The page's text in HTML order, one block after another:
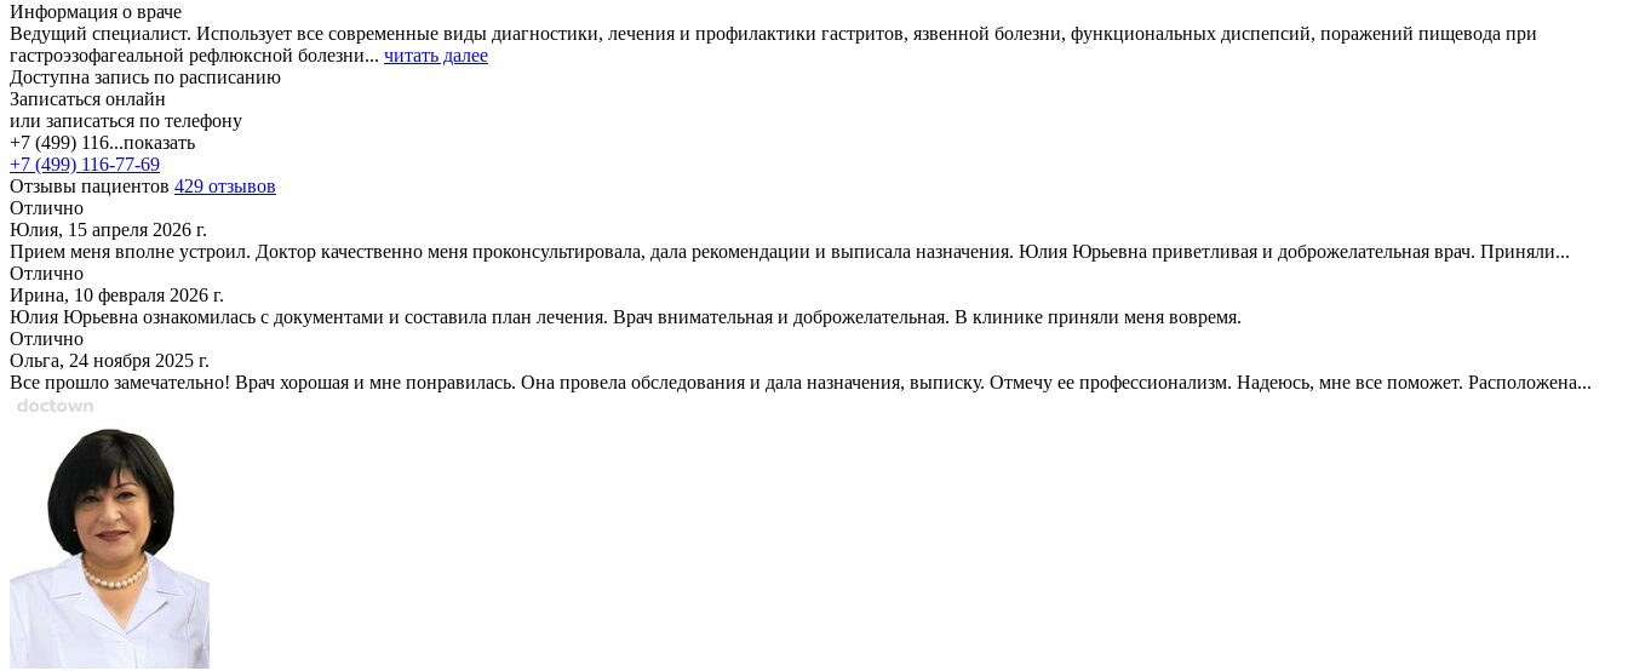
Информация о враче
Ведущий специалист. Использует все современные виды диагностики, лечения и профилактики гастритов, язвенной болезни, функциональных диспепсий, поражений пищевода при
гастроэзофагеальной рефлюксной болезни... читать далее
Доступна запись по расписанию
Записаться онлайн
или записаться по телефону
+7 (499) 116...показать
+7 (499) 116-77-69
Отзывы пациентов 429 отзывов
Отлично
Юлия, 15 апреля 2026 г.
Прием меня вполне устроил. Доктор качественно меня проконсультировала, дала рекомендации и выписала назначения. Юлия Юрьевна приветливая и доброжелательная врач. Приняли...
Отлично
Ирина, 10 февраля 2026 г.
Юлия Юрьевна ознакомилась с документами и составила план лечения. Врач внимательная и доброжелательная. В клинике приняли меня вовремя.
Отлично
Ольга, 24 ноября 2025 г.
Все прошло замечательно! Врач хорошая и мне понравилась. Она провела обследования и дала назначения, выписку. Отмечу ее профессионализм. Надеюсь, мне все поможет. Расположена...